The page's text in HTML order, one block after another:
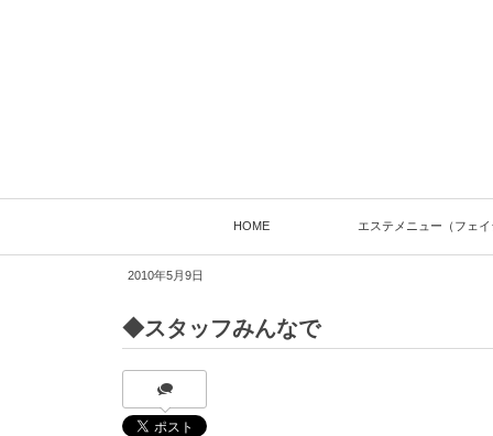
HOME エステメニュー（フェ
2010年5月9日
◆スタッフみんなで